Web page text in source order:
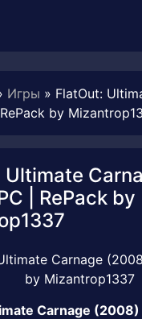
Игры » FlatOut:
by
Ultimate
| RePack by
Carnage (2008)